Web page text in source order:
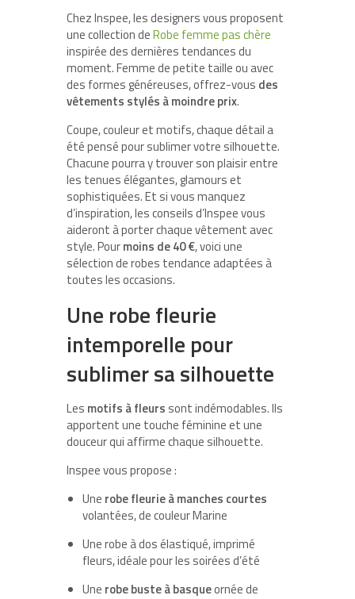
Chez Inspee, les designers vous proposent
une collection deRobe femme pas chère
inspirée des dernières tendances du
moment. Femme de petite taille ou avec
des formes généreuses, offrez-vous des
vêtements stylés à moindre prix.
Coupe, couleur et motifs, chaque détail a
été pensé pour sublimer votre silhouette.
Chacune pourra y trouver son plaisir entre
les tenues élégantes, glamours et
sophistiquées. Et si vous manquez
d’inspiration, les conseils d’Inspee vous
aideront à porter chaque vêtement avec
style. Pourmoins de 40 €, voici une
sélection de robes tendance adaptées à
toutes les occasions.
Une robe fleurie
intemporelle pour
sublimer sa silhouette
Les motifs à fleurs sont indémodables. Ils
apportent une touche féminine et une
douceur qui affirme chaque silhouette.
Inspee vous propose :
Une robe fleurie à manches courtes
volantées, de couleur Marine
Une robe à dos élastiqué, imprimé
fleurs, idéale pour les soirées d’été
Une robe buste à basqueornée de